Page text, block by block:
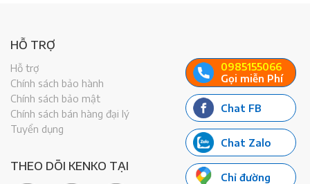
0985155066
Gọi miễn Phí
Chat FB
Chat Zalo
Chỉ đường
HỖ TRỢ
Hỗ trợ
Chính sách bảo hành
Chính sách bảo mật
Chính sách bán hàng đại lý
Tuyển dụng
THEO DÕI KENKO TẠI